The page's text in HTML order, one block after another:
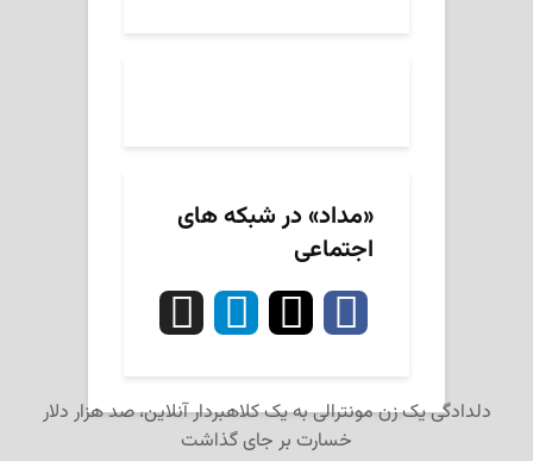
«مداد» در شبکه های
اجتماعی
دلدادگی یک زن مونترالی به یک کلاهبردار آنلاین، صد هزار دلار
خسارت بر جای گذاشت